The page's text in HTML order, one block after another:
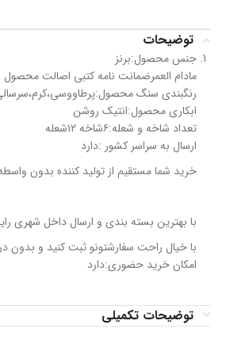
توضیحات
جنس محصول:برنز
مادام العمرضمانت نامه کتبی اصالت محصول
رنگبندی سنگ
ابکاری محصول:انتیک روشن
تعداد شاخه و شعله:۶شاخه ۱۲شعله
ارسال به سراسر کشور :دارد
خرید شما مستقیم از تولید کننده بدون
با بهترین بسته بندی و ارسال داخل شهری
با خیال راحت سفارشتونو ثبت کنید و بدون
امکان خرید حضوری:دارد
توضیحات تکمیلی